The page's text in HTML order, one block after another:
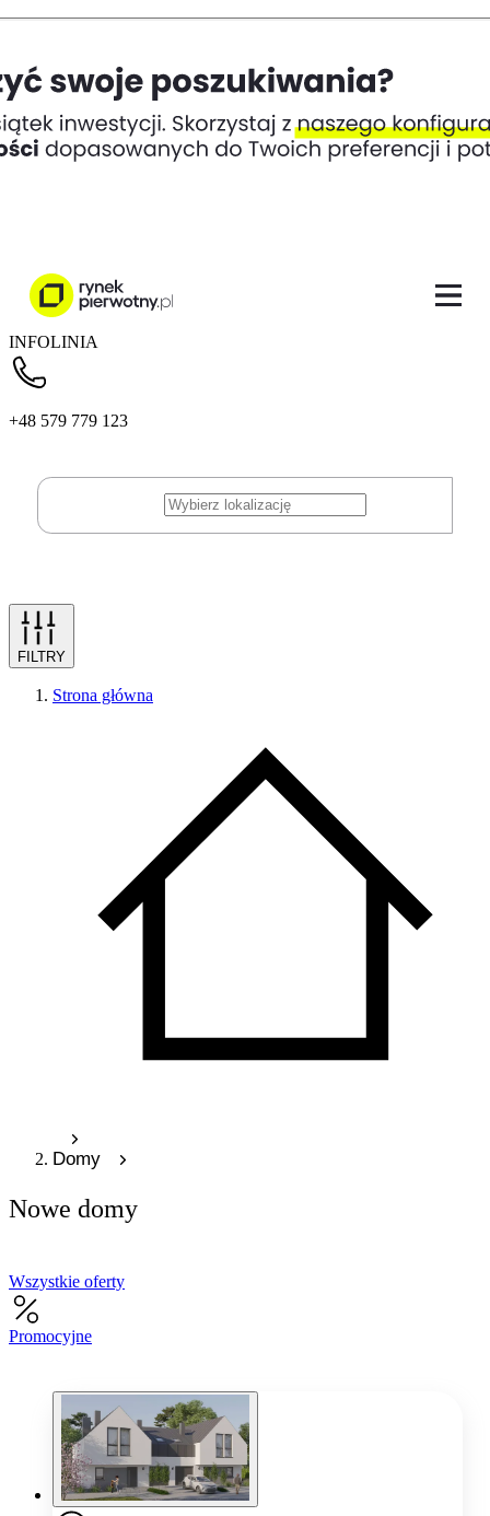
INFOLINIA
+48 579 779 123
FILTRY
Strona główna
Domy
Nowe domy
Wszystkie oferty
Promocyjne